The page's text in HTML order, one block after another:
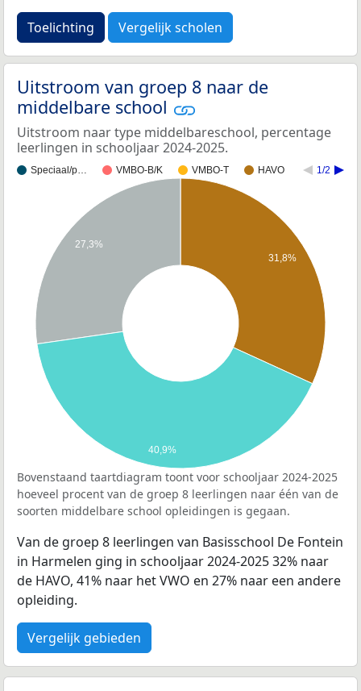
Toelichting Vergelijk scholen
Uitstroom van groep 8 naar de
middelbare school
Uitstroom naar type middelbareschool, percentage
leerlingen in schooljaar 2024-2025.
Speciaal/p… VMBO-B/K VMBO-T HAVO 1/2
31,8%
27,3%
40,9%
Bovenstaand taartdiagram toont voor schooljaar 2024-2025
hoeveel procent van de groep 8 leerlingen naar één van de
soorten middelbare school opleidingen is gegaan.
Van de groep 8 leerlingen van Basisschool De Fontein
in Harmelen ging in schooljaar 2024-2025 32% naar
de HAVO, 41% naar het VWO en 27% naar een andere
opleiding.
Vergelijk gebieden